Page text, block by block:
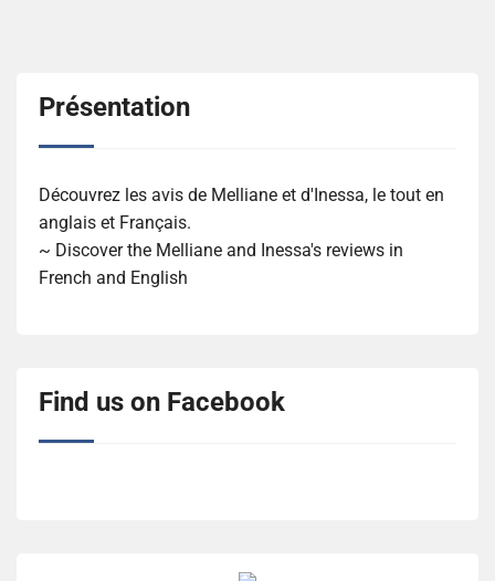
Présentation
Découvrez les avis de Melliane et d'Inessa, le tout en
anglais et Français.
~ Discover the Melliane and Inessa's reviews in
French and English
Find us on Facebook